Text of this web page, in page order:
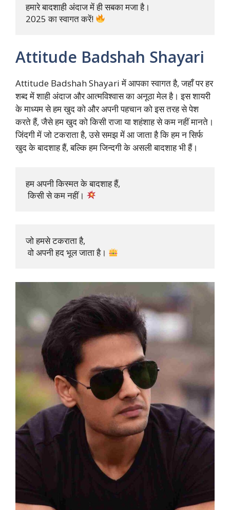
हमारे बादशाही अंदाज में ही सबका मजा है।
2025 का स्वागत करें!
Attitude Badshah Shayari
Attitude Badshah Shayari में आपका स्वागत है, जहाँ पर हर
शब्द में शाही अंदाज और आत्मविश्वास का अनूठा मेल है। इस शायरी
के माध्यम से हम खुद को और अपनी पहचान को इस तरह से पेश
करते हैं, जैसे हम खुद को किसी राजा या शहंशाह से कम नहीं मानते।
जिंदगी में जो टकराता है, उसे समझ में आ जाता है कि हम न सिर्फ
खुद के बादशाह हैं, बल्कि हम जिन्दगी के असली बादशाह भी हैं।
हम अपनी किस्मत के बादशाह हैं,
किसी से कम नहीं।
जो हमसे टकराता है,
वो अपनी हद भूल जाता है।